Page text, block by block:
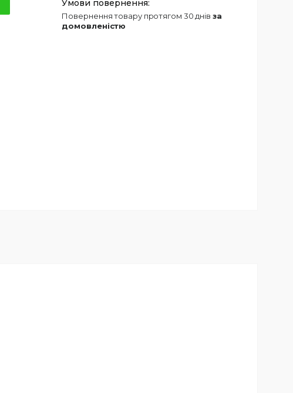
повернення товару протягом 30 днів за
домовленістю